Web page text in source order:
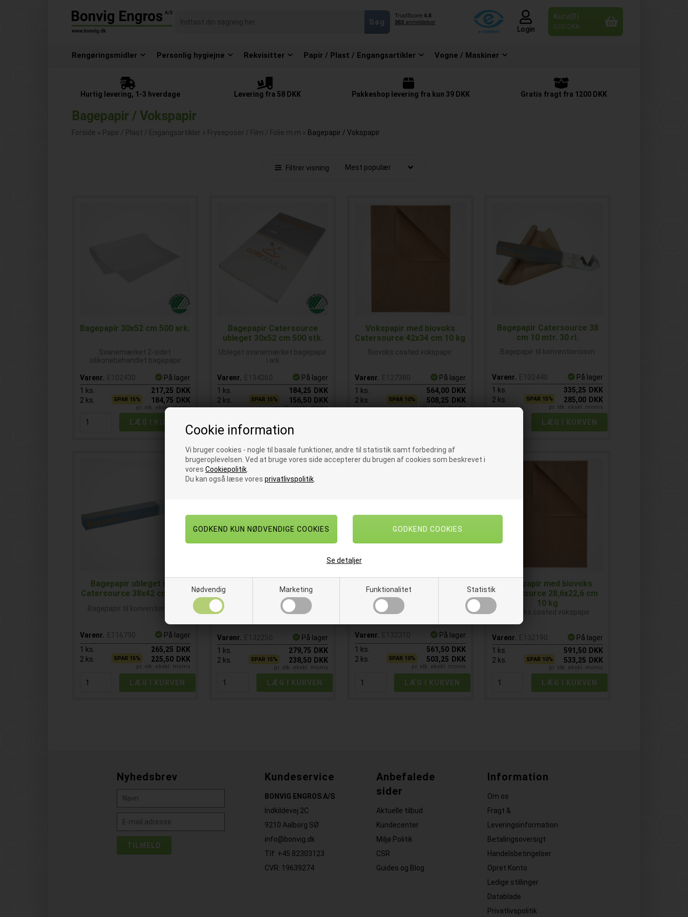
Cookie information
Vi bruger cookies - nogle til basale funktioner, andre til statistik samt forbedring af
brugeroplevelsen. Ved at bruge vores side accepterer du brugen af cookies som beskrevet i
vores Cookiepolitik
Du kan også læse vores privatlivspolitik
Nødvendig Marketing Funktionalitet Statistik
Se detaljer
Login
Kurv(0)
0,00 DKK
Rengøringsmidler Personlig hygiejne Rekvisitter Papir / Plast / Engangsartikler Vogne / Maskiner
Hurtig levering, 1-3 hverdage Levering fra 58 DKK Pakkeshop levering fra kun 39 DKK Gratis fragt fra 1200 DKK
Bagepapir / Vokspapir
Forside » Papir / Plast / Engangsartikler » Fryseposer / Film / Folie m.m » Bagepapir / Vokspapir
Filtrer visning
Bagepapir 30x52 cm 500 ark.
Svanemærket 2-sidet
silikonebehandlet bagepapir
Varenr. E102430
På lager
1 ks. 217,25 DKK
2 ks. SPAR 15% 184,75 DKK
pr. stk. ekskl. moms
Bagepapir Catersource
ubleget 30x52 cm 500 stk.
Ubleget svanemærket bagepapir
i ark
Varenr. E134260
På lager
1 ks. 184,25 DKK
2 ks. SPAR 15% 156,50 DKK
pr. stk. ekskl. moms
Vokspapir med biovoks
Catersource 42x34 cm 10 kg
Biovoks coated vokspapir
Varenr. E127380
På lager
1 ks. 564,00 DKK
2 ks. SPAR 10% 508,25 DKK
pr. stk. ekskl. moms
Bagepapir Catersource 38
cm 10 mtr. 30 rl.
Bagepapir til konventionsovn
Varenr. E102440
På lager
1 ks. 335,25 DKK
2 ks. SPAR 15% 285,00 DKK
pr. stk. ekskl. moms
Bagepapir ubleget i ark
Catersource 38x42 cm 24 rl.
Bagepapir til konventionsovn
Varenr. E116790
På lager
1 ks. 265,25 DKK
2 ks. SPAR 15% 225,50 DKK
pr. stk. ekskl. moms
Catersource 20,4x12,5 cm 5
Biovoks coated vokspapir
Varenr. E132250
På lager
1 ks. 279,75 DKK
2 ks. SPAR 15% 238,50 DKK
pr. stk. ekskl. moms
Catersource 86x68 cm 10 kg
Biovoks coated vokspapir
Varenr. E132310
På lager
1 ks. 561,50 DKK
2 ks. SPAR 10% 503,25 DKK
pr. stk. ekskl. moms
Vokspapir med biovoks
Catersource 28,6x22,6 cm
10 kg
Biovoks coated vokspapir
Varenr. E132190
På lager
1 ks. 591,50 DKK
2 ks. SPAR 10% 533,25 DKK
pr. stk. ekskl. moms
Nyhedsbrev Kundeservice
BONVIG ENGROS A/S
Indkildevej 2C
9210 Aalborg SØ
info@bonvig.dk
Tlf: +45 82303123
CVR: 19639274
Anbefalede
sider
Aktuelle tilbud
Kundecenter
Miljø Politik
CSR
Guides og Blog
Information
Om os
Fragt &
Leveringsinformation
Betalingsoversigt
Handelsbetingelser
Opret Konto
Ledige stillinger
Datablade
Privatlivspolitik